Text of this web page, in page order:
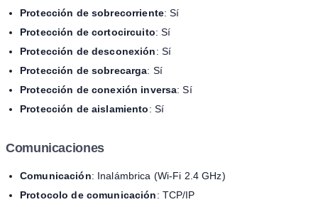
Protección de sobrecorriente: Sí
Protección de cortocircuito: Sí
Protección de desconexión: Sí
Protección de sobrecarga: Sí
Protección de conexión inversa: Sí
Protección de aislamiento: Sí
Comunicaciones
Comunicación: Inalámbrica (Wi-Fi 2.4 GHz)
Protocolo de comunicación: TCP/IP